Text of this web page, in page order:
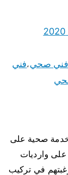
فني صحي،فني
صحية على
على وارديات
في تركيب